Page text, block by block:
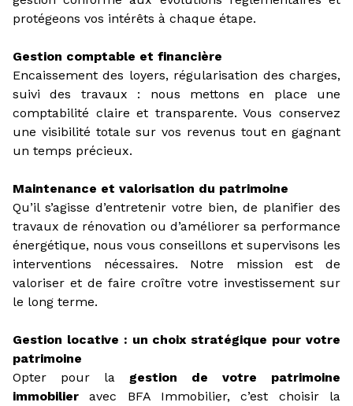
protégeons vos intérêts à chaque étape.
Gestion comptable et financière
Encaissement des loyers, régularisation des charges,
suivi des travaux : nous mettons en place une
comptabilité claire et transparente. Vous conservez
une visibilité totale sur vos revenus tout en gagnant
un temps précieux.
Maintenance et valorisation du patrimoine
Qu’il s’agisse d’entretenir votre bien, de planifier des
travaux de rénovation ou d’améliorer sa performance
énergétique, nous vous conseillons et supervisons les
interventions nécessaires. Notre mission est de
valoriser et de faire croître votre investissement sur
le long terme.
Gestion locative : un choix stratégique pour votre
patrimoine
Opter pour la gestion de votre patrimoine
immobilier avec BFA Immobilier, c’est choisir la